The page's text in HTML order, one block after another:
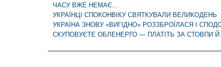
ЧАСУ ВЖЕ НЕМАЄ...
УКРАЇНЦІ СПОКОНВІКУ СВЯТКУВАЛИ ВЕЛИКОДЕНЬ
УКРАЇНА ЗНОВУ «ВИГІДНО» РОЗЗБРОЇЛАСЯ І
СКУПОВУЄТЕ ОБЛЕНЕРГО — ПЛАТІТЬ ЗА СТОВПИ